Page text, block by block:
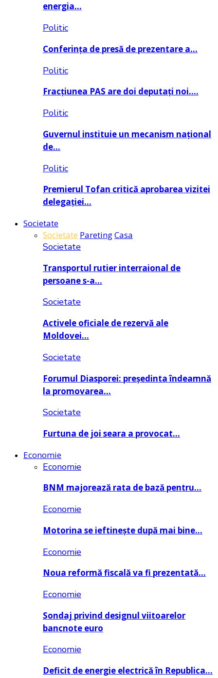
energia…
Politic
Conferința de presă de prezentare a…
Politic
Fracțiunea PAS are doi deputați noi….
Politic
Guvernul instituie un mecanism național
de…
Politic
Premierul Tofan critică aprobarea vizitei
delegației…
Societate
Societate ParetingCasa
Societate
Transportul rutier interraional de
persoane s-a…
Societate
Activele oficiale de rezervă ale
Moldovei…
Societate
Forumul Diasporei: președinta îndeamnă
la promovarea…
Societate
Furtuna de joi seara a provocat…
Economie
Economie
BNM majorează rata de bază pentru…
Economie
Motorina se ieftinește după mai bine…
Economie
Noua reformă fiscală va fi prezentată…
Economie
Sondaj privind designul viitoarelor
bancnote euro
Economie
Deficit de energie electrică în Republica…